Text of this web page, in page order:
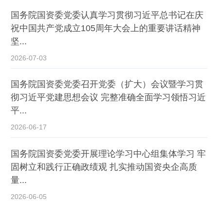
国务院国资委党委认真学习贯彻习近平总书记在庆
祝中国共产党成立105周年大会上的重要讲话精神
坚...
2026-07-03
国务院国资委党委召开党委（扩大）会议暨学习贯
彻习近平党建思想会议 完整准确全面学习领悟习近
平...
2026-06-17
国务院国资委党委开展理论学习中心组集体学习 牢
固树立和践行正确政绩观 扎实推动国资央企高质
量...
2026-06-05